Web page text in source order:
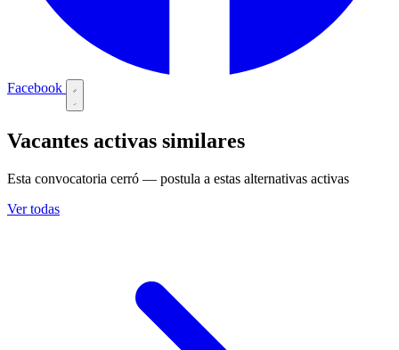
Facebook
Vacantes activas similares
Esta convocatoria cerró — postula a estas alternativas activas
Ver todas